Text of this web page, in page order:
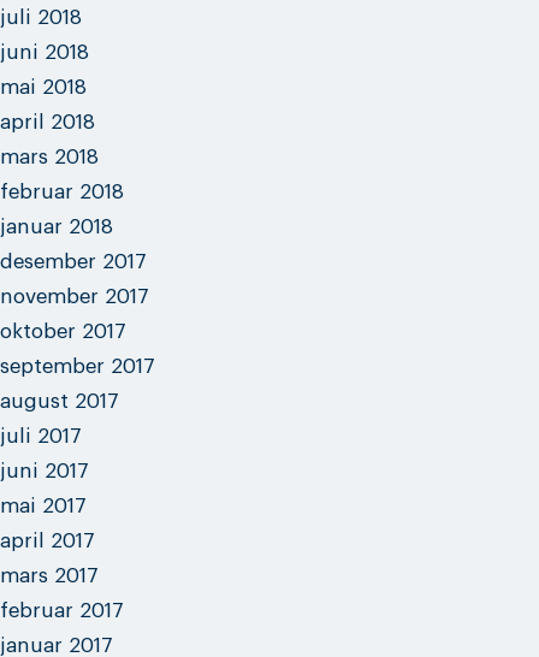
juli 2018
juni 2018
mai 2018
april 2018
mars 2018
februar 2018
januar 2018
desember 2017
november 2017
oktober 2017
september 2017
august 2017
juli 2017
juni 2017
mai 2017
april 2017
mars 2017
februar 2017
januar 2017